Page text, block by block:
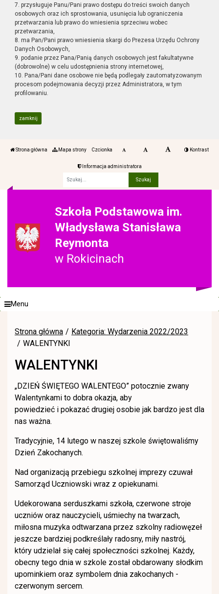
7. przysługuje Panu/Pani prawo dostępu do treści swoich danych
osobowych oraz ich sprostowania, usunięcia lub ograniczenia
przetwarzania lub prawo do wniesienia sprzeciwu wobec
przetwarzania,
8. ma Pan/Pani prawo wniesienia skargi do Prezesa Urzędu Ochrony
Danych Osobowych,
9. podanie przez Pana/Panią danych osobowych jest fakultatywne
(dobrowolne) w celu udostępnienia strony internetowej,
10. Pana/Pani dane osobowe nie będą podlegały zautomatyzowanym
procesom podejmowania decyzji przez Administratora, w tym
profilowaniu.
zamknij
Strona główna Mapa strony Czcionka Kontrast
Informacja administratora
Szkoła Podstawowa im.
Władysława Stanisława
Reymonta
w Rokicinach
Menu
Strona główna
Kategoria: Wydarzenia 2022/2023
WALENTYNKI
WALENTYNKI
„DZIEŃ ŚWIĘTEGO WALENTEGO” potocznie zwany
Walentynkami to dobra okazja, aby
powiedzieć i pokazać drugiej osobie jak bardzo jest dla
nas ważna.
Tradycyjnie, 14 lutego w naszej szkole świętowaliśmy
Dzień Zakochanych.
Nad organizacją przebiegu szkolnej imprezy czuwał
Samorząd Uczniowski wraz z opiekunami.
Udekorowana serduszkami szkoła, czerwone stroje
uczniów oraz nauczycieli, uśmiechy na twarzach,
miłosna muzyka odtwarzana przez szkolny radiowęzeł
jeszcze bardziej podkreślały radosny, miły nastrój,
który udzielał się całej społeczności szkolnej. Każdy,
obecny tego dnia w szkole został obdarowany słodkim
upominkiem oraz symbolem dnia zakochanych -
czerwonym sercem.